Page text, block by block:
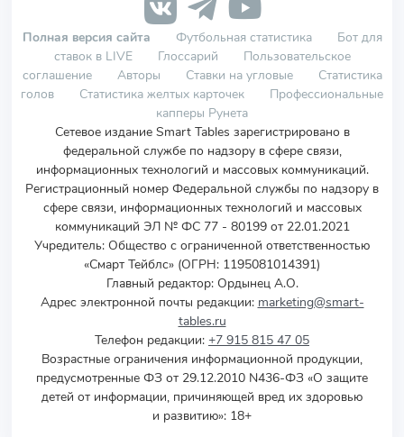
Полная версия сайта Футбольная статистика
Бот для
ставок в LIVE
Глоссарий
Пользовательское
соглашение
Авторы Ставки на угловые
Статистика
голов
Статистика желтых карточек
Профессиональные
капперы Рунета
Сетевое издание Smart Tables зарегистрировано в
федеральной службе по надзору в сфере связи,
информационных технологий и массовых коммуникаций.
Регистрационный номер Федеральной службы по надзору в
сфере связи, информационных технологий и массовых
коммуникаций ЭЛ № ФС 77 - 80199 от 22.01.2021
Учредитель: Общество с ограниченной ответственностью
«Смарт Тейблс» (ОГРН: 1195081014391)
Главный редактор: Ордынец А.О.
Адрес электронной почты редакции: marketing@smart-
tables.ru
Телефон редакции: +7 915 815 47 05
Возрастные ограничения информационной продукции,
предусмотренные ФЗ от 29.12.2010 N436-ФЗ «О защите
детей от информации, причиняющей вред их здоровью
и развитию»: 18+